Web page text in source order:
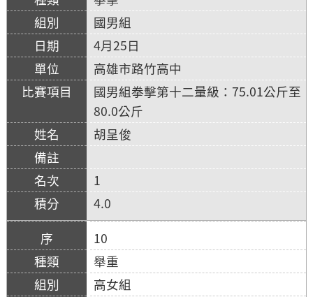
國男組
4月25日
高雄市路竹高中
國男組拳擊第十二量級：75.01公斤至
80.0公斤
胡呈俊
1
4.0
10
舉重
高女組